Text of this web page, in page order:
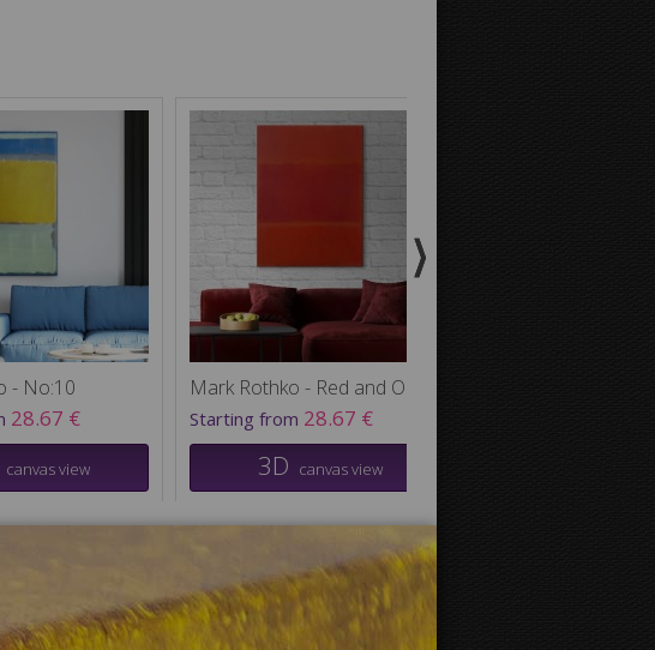
- No:10
28.67 €
canvas view
Starting from 28.67 €
3D canvas view